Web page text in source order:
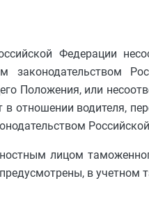
Федерации
законодательством
Положения, или
отношении водителя,
лицом
в учетном